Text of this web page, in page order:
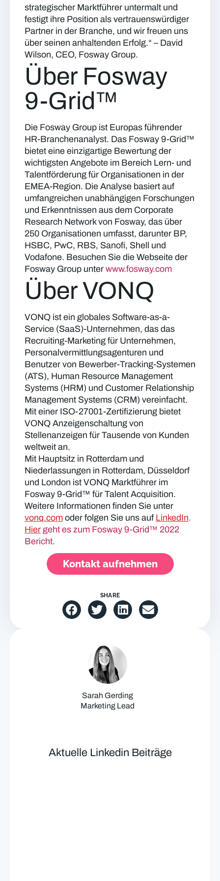
strategischer Marktführer untermalt und
festigt ihre Position als vertrauenswürdiger
Partner in der Branche, und wir freuen uns
über seinen anhaltenden Erfolg.“ – David
Wilson, CEO, Fosway Group.
Über Fosway
9-Grid™
Die Fosway Group ist Europas führender
HR-Branchenanalyst. Das Fosway 9-Grid™
bietet eine einzigartige Bewertung der
wichtigsten Angebote im Bereich Lern- und
Talentförderung für Organisationen in der
EMEA-Region. Die Analyse basiert auf
umfangreichen unabhängigen Forschungen
und Erkenntnissen aus dem Corporate
Research Network von Fosway, das über
250 Organisationen umfasst, darunter BP,
HSBC, PwC, RBS, Sanofi, Shell und
Vodafone. Besuchen Sie die Webseite der
Fosway Group unter www.fosway.com
Über VONQ
VONQ ist ein globales Software-as-a-
Service (SaaS)-Unternehmen, das das
Recruiting-Marketing für Unternehmen,
Personalvermittlungsagenturen und
Benutzer von Bewerber-Tracking-Systemen
(ATS), Human Resource Management
Systems (HRM) und Customer Relationship
Management Systems (CRM) vereinfacht.
Mit einer ISO-27001-Zertifizierung bietet
VONQ Anzeigenschaltung von
Stellenanzeigen für Tausende von Kunden
weltweit an.
Mit Hauptsitz in Rotterdam und
Niederlassungen in Rotterdam, Düsseldorf
und London ist VONQ Marktführer im
Fosway 9-Grid™ für Talent Acquisition.
Weitere Informationen finden Sie unter
vonq.com oder folgen Sie uns auf LinkedIn.
Hier geht es zum Fosway 9-Grid™ 2022
Bericht.
Kontakt aufnehmen
SHARE
Sarah Gerding
Marketing Lead
Aktuelle Linkedin Beiträge